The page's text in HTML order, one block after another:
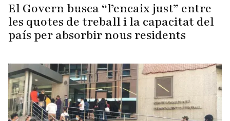
El Govern busca “l’encaix just” entre
les quotes de treball i la capacitat del
país per absorbir nous residents